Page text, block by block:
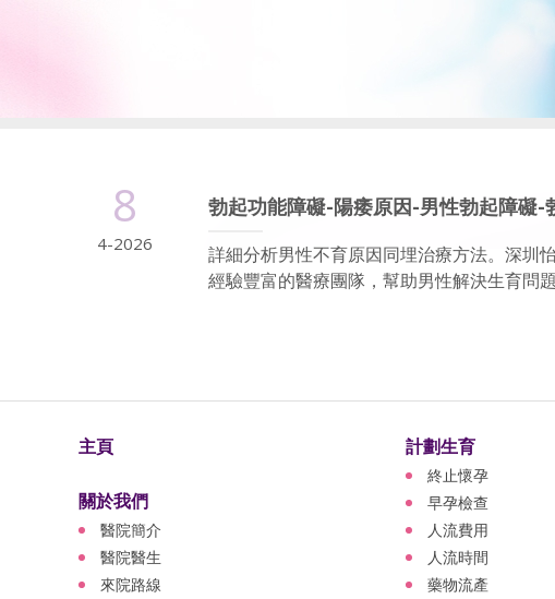
8
4-2026
勃起功能障礙-陽痿原因-男性勃起障礙-
詳細分析男性不育原因同埋治療方法。深圳
經驗豐富的醫療團隊，幫助男性解決生育問
主頁
關於我們
醫院簡介
醫院醫生
來院路線
計劃生育
終止懷孕
早孕檢查
人流費用
人流時間
藥物流產